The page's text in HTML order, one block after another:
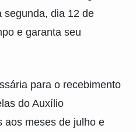
segunda, dia 12 de
e garanta seu
para o recebimento
do Auxílio
aos meses de julho e